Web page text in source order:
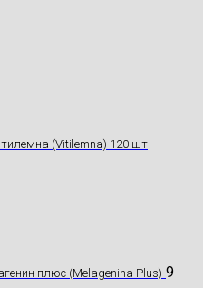
(Vitilemna) 120 шт
плюс (Melagenina Plus) 9